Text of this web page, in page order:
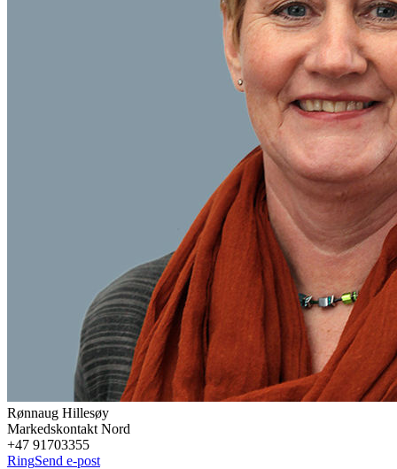
Rønnaug Hillesøy
Markedskontakt Nord
+47 91703355
RingSend e-post